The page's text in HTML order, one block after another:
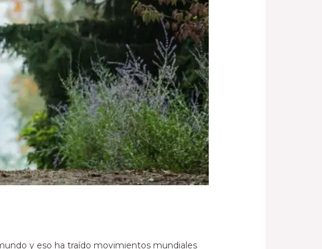
y eso ha traído movimientos mundiales